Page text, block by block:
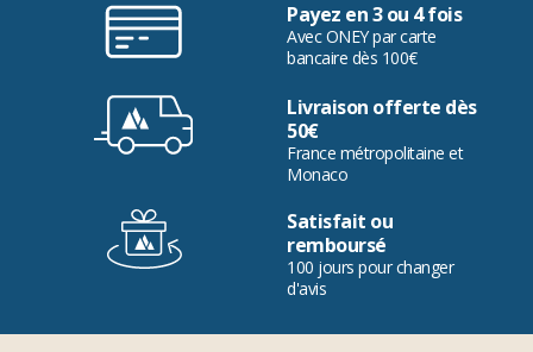
Payez en 3 ou 4 fois
Avec ONEY par carte
bancaire dès 100€
Livraison offerte dès
50€
France métropolitaine et
Monaco
Satisfait ou
remboursé
100 jours pour changer
d'avis